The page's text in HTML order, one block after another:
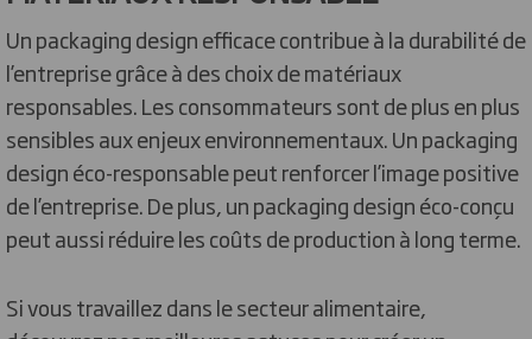
Un packaging design efficace contribue à la durabilité de
l’entreprise grâce à des choix de matériaux
responsables. Les consommateurs sont de plus en plus
sensibles aux enjeux environnementaux. Un packaging
design éco-responsable peut renforcer l’image positive
de l’entreprise. De plus, un packaging design éco-conçu
peut aussi réduire les coûts de production à long terme.
Si vous travaillez dans le secteur alimentaire,